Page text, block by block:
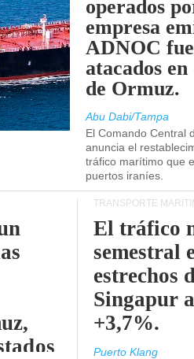
operados
empresa
ADNOC
atacados
de Ormuz.
Abu Dabi/Tampa
El Comando Central
anuncia el
tráfico marítimo que
puertos iraníes.
TRANSPORTE
El tráfico
semestral
estrechos
Singapur
+3,7%.
Puerto Klang